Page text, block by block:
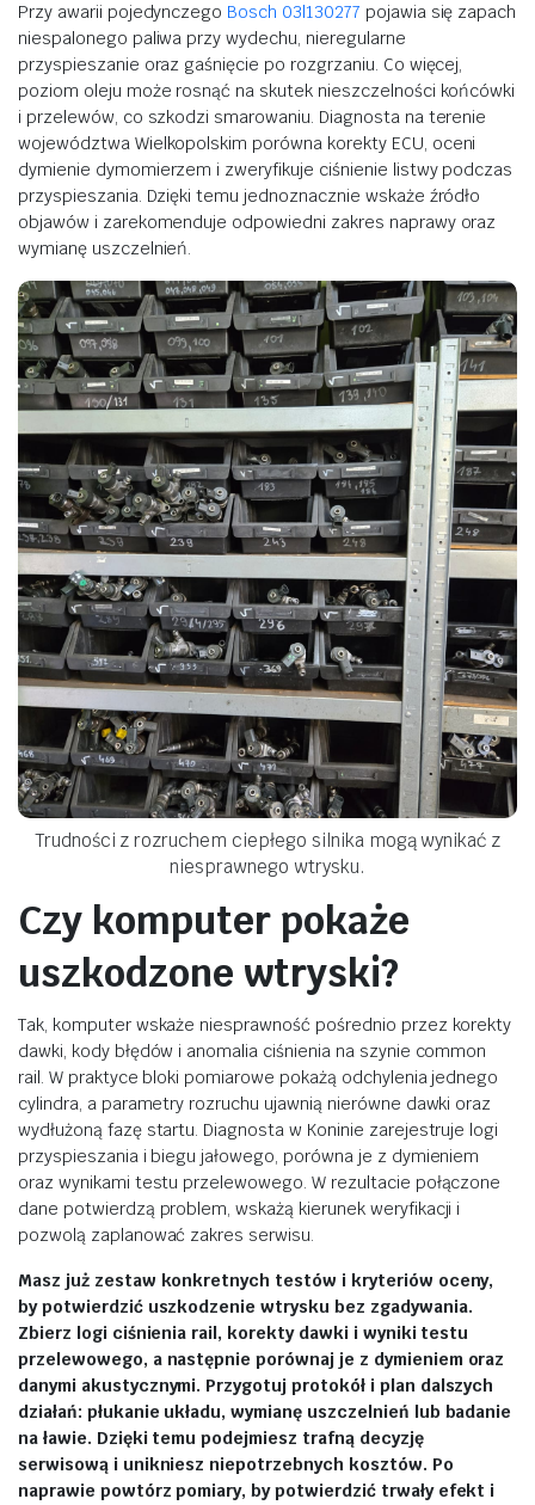
Przy awarii pojedynczego Bosch 03l130277 pojawia się zapach
niespalonego paliwa przy wydechu, nieregularne
przyspieszanie oraz gaśnięcie po rozgrzaniu. Co więcej,
poziom oleju może rosnąć na skutek nieszczelności końcówki
i przelewów, co szkodzi smarowaniu. Diagnosta na terenie
województwa Wielkopolskim porówna korekty ECU, oceni
dymienie dymomierzem i zweryfikuje ciśnienie listwy podczas
przyspieszania. Dzięki temu jednoznacznie wskaże źródło
objawów i zarekomenduje odpowiedni zakres naprawy oraz
wymianę uszczelnień.
Trudności z rozruchem ciepłego silnika mogą wynikać z
niesprawnego wtrysku.
Czy komputer pokaże
uszkodzone wtryski?
Tak, komputer wskaże niesprawność pośrednio przez korekty
dawki, kody błędów i anomalia ciśnienia na szynie common
rail. W praktyce bloki pomiarowe pokażą odchylenia jednego
cylindra, a parametry rozruchu ujawnią nierówne dawki oraz
wydłużoną fazę startu. Diagnosta w Koninie zarejestruje logi
przyspieszania i biegu jałowego, porówna je z dymieniem
oraz wynikami testu przelewowego. W rezultacie połączone
dane potwierdzą problem, wskażą kierunek weryfikacji i
pozwolą zaplanować zakres serwisu.
Masz już zestaw konkretnych testów i kryteriów oceny,
by potwierdzić uszkodzenie wtrysku bez zgadywania.
Zbierz logi ciśnienia rail, korekty dawki i wyniki testu
przelewowego, a następnie porównaj je z dymieniem oraz
danymi akustycznymi. Przygotuj protokół i plan dalszych
działań: płukanie układu, wymianę uszczelnień lub badanie
na ławie. Dzięki temu podejmiesz trafną decyzję
serwisową i unikniesz niepotrzebnych kosztów. Po
naprawie powtórz pomiary, by potwierdzić trwały efekt i